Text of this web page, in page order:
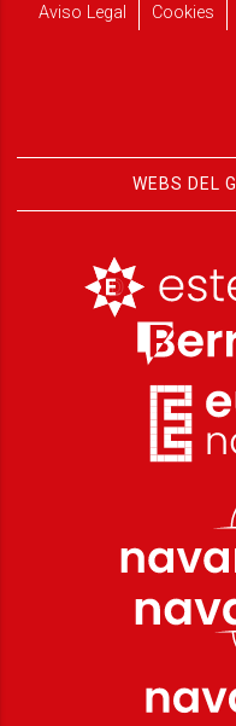
Aviso Legal
Cookies
WEBS DEL